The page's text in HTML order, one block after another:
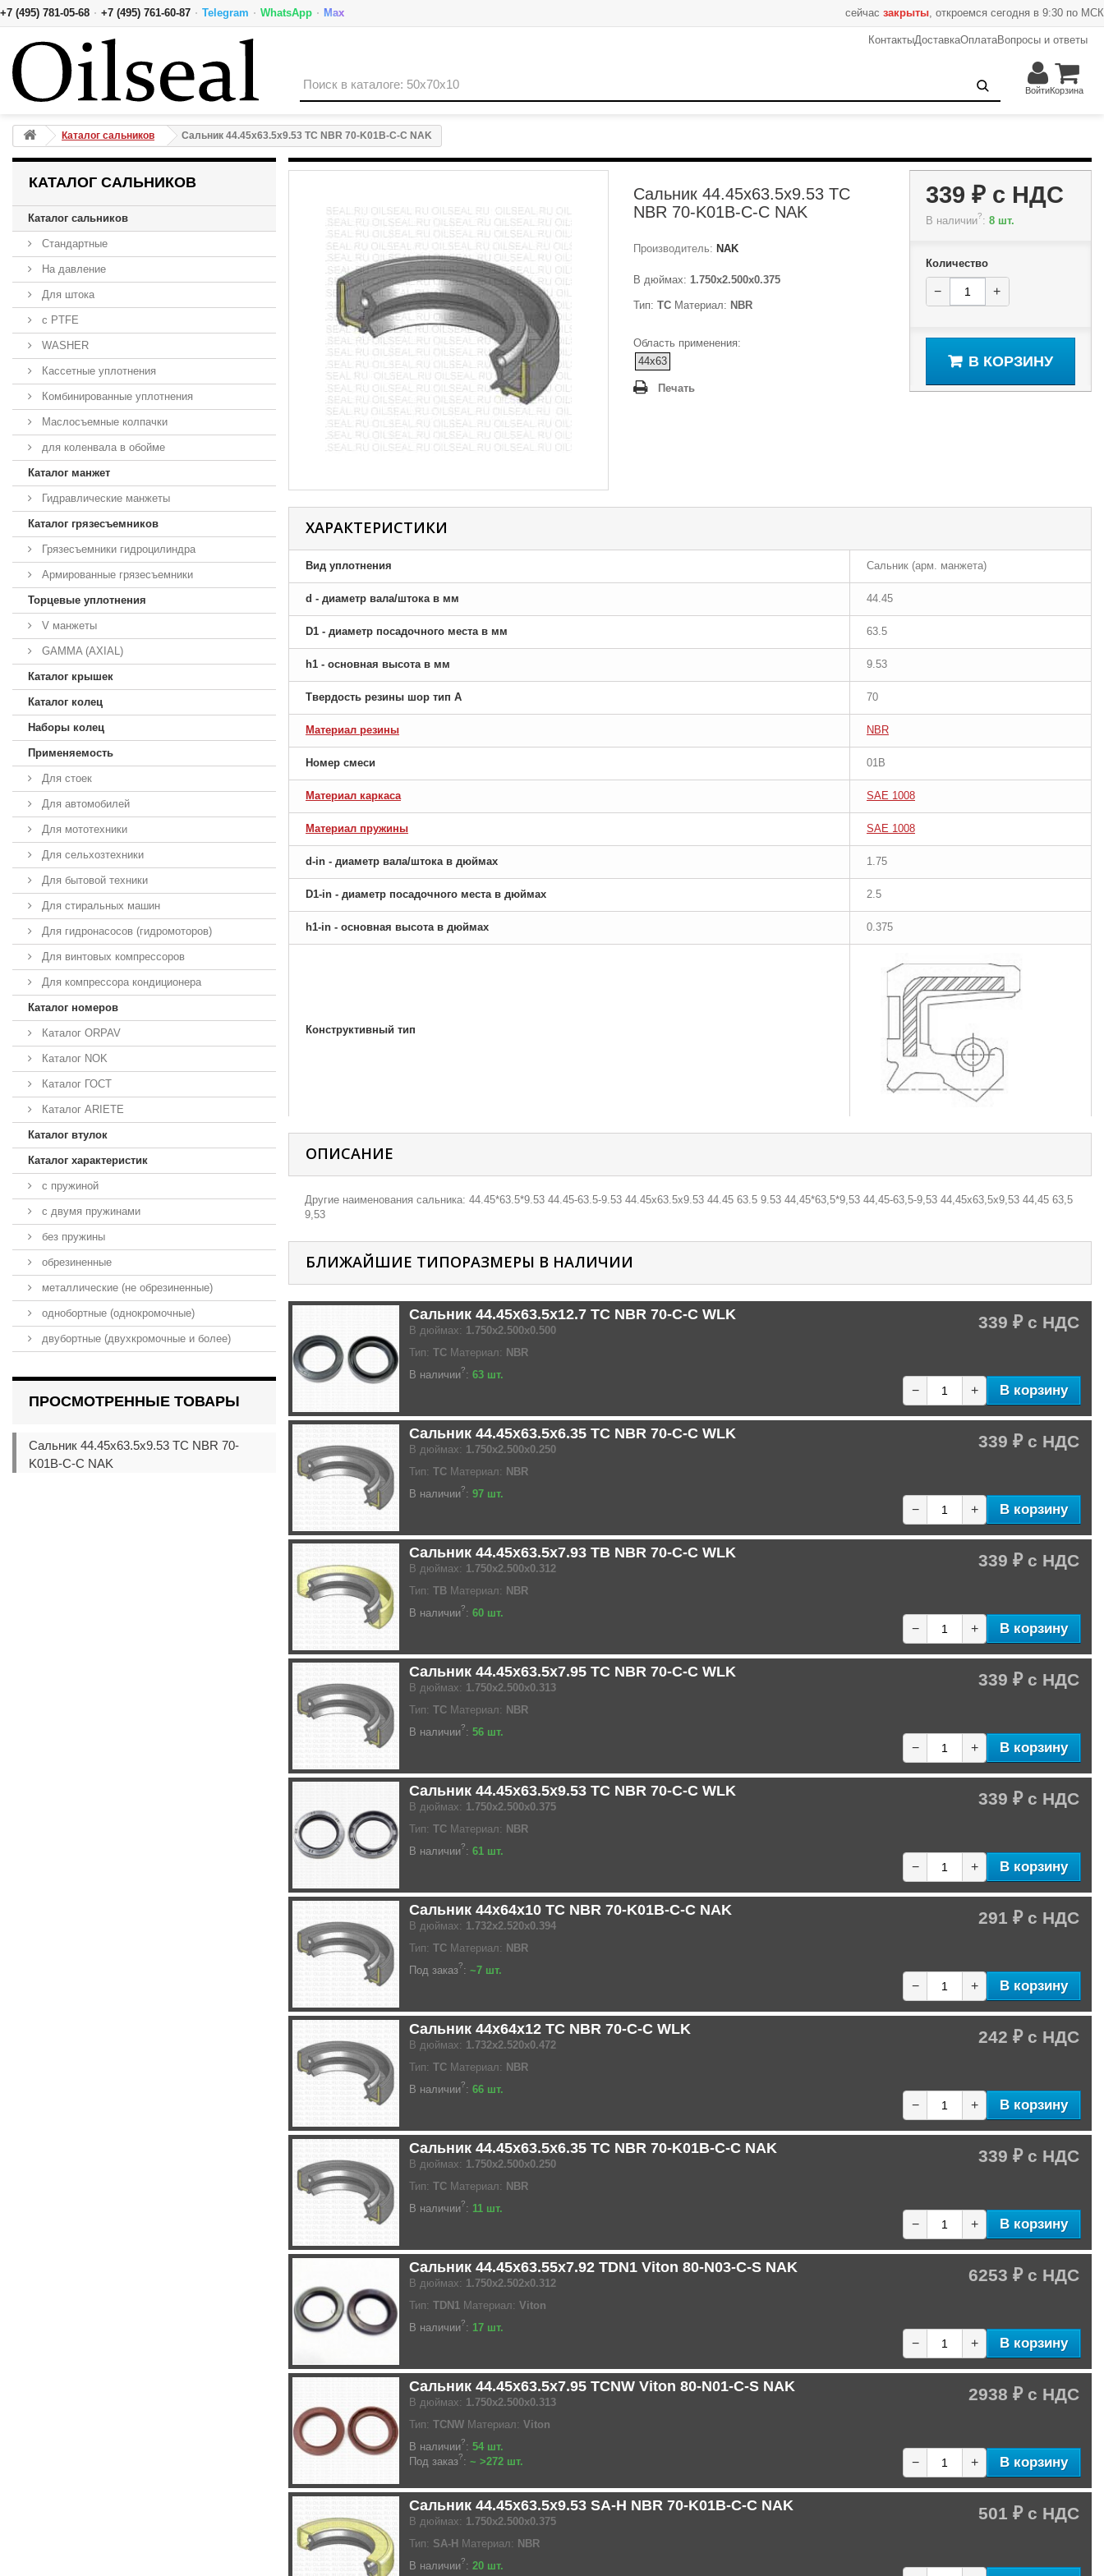
+7 (495) 781-05-68 · +7 (495) 761-60-87 · Telegram · WhatsApp · Max сейчас закрыты, откроемся сегодня в 9:30 по МСК
КонтактыДоставкаОплатаВопросы и ответы
ВойтиКорзина
Каталог сальников Сальник 44.45x63.5x9.53 TC NBR 70-K01B-C-C NAK
КАТАЛОГ САЛЬНИКОВ
Каталог сальников
Стандартные
На давление
Для штока
с PTFE
WASHER
Кассетные уплотнения
Комбинированные уплотнения
Маслосъемные колпачки
для коленвала в обойме
Каталог манжет
Гидравлические манжеты
Каталог грязесъемников
Грязесъемники гидроцилиндра
Армированные грязесъемники
Торцевые уплотнения
V манжеты
GAMMA (AXIAL)
Каталог крышек
Каталог колец
Наборы колец
Применяемость
Для стоек
Для автомобилей
Для мототехники
Для сельхозтехники
Для бытовой техники
Для стиральных машин
Для гидронасосов (гидромоторов)
Для винтовых компрессоров
Для компрессора кондиционера
Каталог номеров
Каталог ORPAV
Каталог NOK
Каталог ГОСТ
Каталог ARIETE
Каталог втулок
Каталог характеристик
с пружиной
с двумя пружинами
без пружины
обрезиненные
металлические (не обрезиненные)
однобортные (однокромочные)
двубортные (двухкромочные и более)
ПРОСМОТРЕННЫЕ ТОВАРЫ
Сальник 44.45x63.5x9.53 TC NBR 70-
K01B-C-C NAK
Сальник 44.45x63.5x9.53 TC
NBR 70-K01B-C-C NAK
Производитель: NAK
В дюймах: 1.750x2.500x0.375
Тип: TC Материал: NBR
Область применения:
44x63
Печать
339 ₽с НДС
В наличии?: 8 шт.
Количество
− +
В КОРЗИНУ
Сальник 44.45x63.5x9.53 TC NBR 70-K01B-C-C NAK + В корзину
ХАРАКТЕРИСТИКИ
Вид уплотнения Сальник (арм. манжета)
d - диаметр вала/штока в мм 44.45
D1 - диаметр посадочного места в мм 63.5
h1 - основная высота в мм 9.53
Твердость резины шор тип A 70
Материал резины NBR
Номер смеси 01B
Материал каркаса SAE 1008
Материал пружины SAE 1008
d-in - диаметр вала/штока в дюймах 1.75
D1-in - диаметр посадочного места в дюймах 2.5
h1-in - основная высота в дюймах 0.375
Конструктивный тип
ОПИСАНИЕ
Другие наименования сальника: 44.45*63.5*9.53 44.45-63.5-9.53 44.45х63.5х9.53 44.45 63.5 9.53 44,45*63,5*9,53 44,45-63,5-9,53 44,45х63,5х9,53 44,45 63,5
9,53
БЛИЖАЙШИЕ ТИПОРАЗМЕРЫ В НАЛИЧИИ
Сальник 44.45x63.5x12.7 TC NBR 70-C-C WLK
В дюймах: 1.750x2.500x0.500
Тип: TC Материал: NBR
В наличии?: 63 шт.
339 ₽
− + В корзину
Сальник 44.45x63.5x6.35 TC NBR 70-C-C WLK
В дюймах: 1.750x2.500x0.250
Тип: TC Материал: NBR
В наличии?: 97 шт.
339 ₽
− + В корзину
Сальник 44.45x63.5x7.93 TB NBR 70-C-C WLK
В дюймах: 1.750x2.500x0.312
Тип: TB Материал: NBR
В наличии?: 60 шт.
339 ₽
− + В корзину
Сальник 44.45x63.5x7.95 TC NBR 70-C-C WLK
В дюймах: 1.750x2.500x0.313
Тип: TC Материал: NBR
В наличии?: 56 шт.
339 ₽
− + В корзину
Сальник 44.45x63.5x9.53 TC NBR 70-C-C WLK
В дюймах: 1.750x2.500x0.375
Тип: TC Материал: NBR
В наличии?: 61 шт.
339 ₽
− + В корзину
Сальник 44x64x10 TC NBR 70-K01B-C-C NAK
В дюймах: 1.732x2.520x0.394
Тип: TC Материал: NBR
Под заказ?: ~7 шт.
291 ₽
− + В корзину
Сальник 44x64x12 TC NBR 70-C-C WLK
В дюймах: 1.732x2.520x0.472
Тип: TC Материал: NBR
В наличии?: 66 шт.
242 ₽
− + В корзину
Сальник 44.45x63.5x6.35 TC NBR 70-K01B-C-C NAK
В дюймах: 1.750x2.500x0.250
Тип: TC Материал: NBR
В наличии?: 11 шт.
339 ₽
− + В корзину
Сальник 44.45x63.55x7.92 TDN1 Viton 80-N03-C-S NAK
В дюймах: 1.750x2.502x0.312
Тип: TDN1 Материал: Viton
В наличии?: 17 шт.
6253 ₽
− + В корзину
Сальник 44.45x63.5x7.95 TCNW Viton 80-N01-C-S NAK
В дюймах: 1.750x2.500x0.313
Тип: TCNW Материал: Viton
В наличии?: 54 шт.
Под заказ?: ~ >272 шт.
2938 ₽
− + В корзину
Сальник 44.45x63.5x9.53 SA-H NBR 70-K01B-C-C NAK
В дюймах: 1.750x2.500x0.375
Тип: SA-H Материал: NBR
В наличии?: 20 шт.
501 ₽